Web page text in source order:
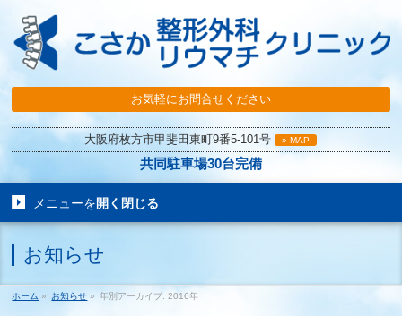
お気軽にお問合せください
大阪府枚方市甲斐田東町9番5-101号 » MAP
共同駐車場30台完備
メニューを開く 閉じる
お知らせ
ホーム » お知らせ » 年別アーカイブ: 2016年